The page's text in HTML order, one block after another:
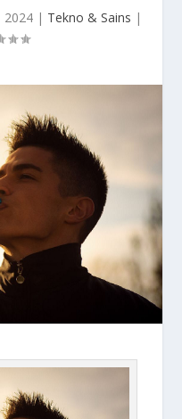
2024| Tekno & Sains |